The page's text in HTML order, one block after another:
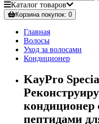
Каталог товаров
Корзинапокупок: 0
Главная
Волосы
Уход за волосами
Кондиционер
KayPro
кондиционер
пептидами